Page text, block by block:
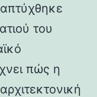
του
πώς η